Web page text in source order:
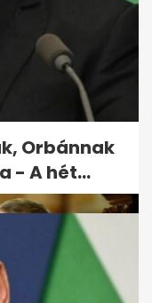
inflációs
Orbánnak
- A hét...